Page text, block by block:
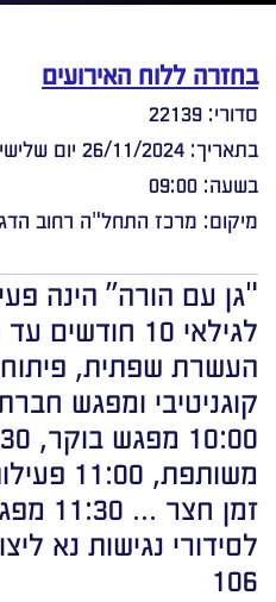
בחזרה ללוח האירועים
סדורי: 22139
בתאריך: 26/11/2024 יום שלישי
בשעה: 09:00
מיקום: מרכז התחל"ה רחוב הדגנים 54 יהוד-
העשרת שפתית, פיתוח
משותפת,
זמן חצר … 11:30 מפגש סיום יום.
לסידורי נגישות נא
106